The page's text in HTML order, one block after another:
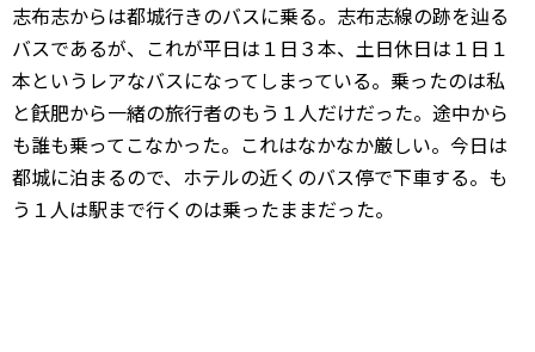
志布志からは都城行きのバスに乗る。志布志線の跡を辿る
バスであるが、これが平日は１日３本、土日休日は１日１
本というレアなバスになってしまっている。乗ったのは私
と飫肥から一緒の旅行者のもう１人だけだった。途中から
も誰も乗ってこなかった。これはなかなか厳しい。今日は
都城に泊まるので、ホテルの近くのバス停で下車する。も
う１人は駅まで行くのは乗ったままだった。